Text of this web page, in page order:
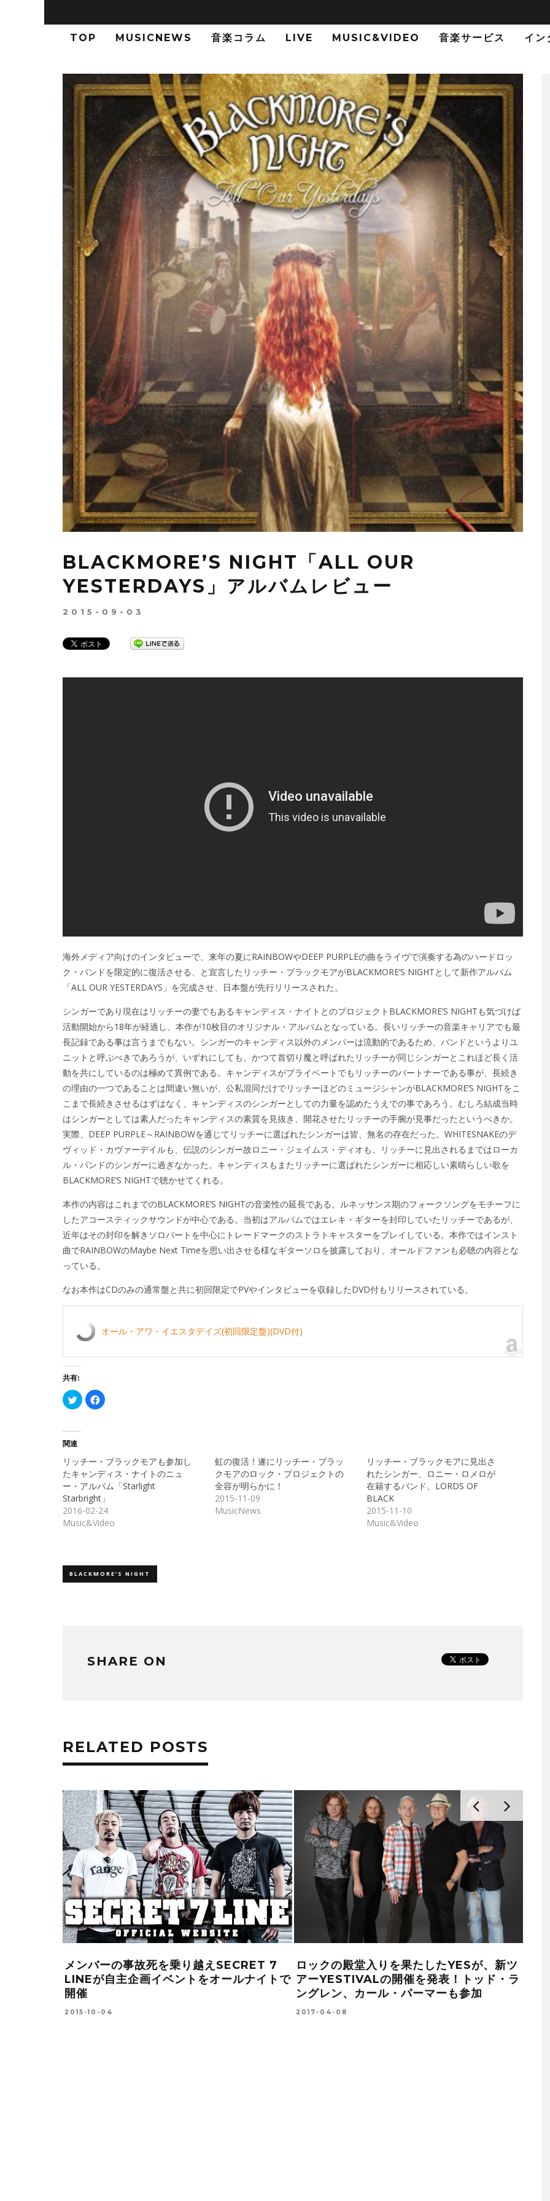
TOP MUSICNEWS 音楽コラム LIVE MUSIC&VIDEO 音楽サービス イン
BLACKMORE’S NIGHT「ALL OUR
YESTERDAYS」アルバムレビュー
2015-09-03
海外メディア向けのインタビューで、来年の夏にRAINBOWやDEEP PURPLEの曲をライヴで演奏する為のハードロッ
ク・バンドを限定的に復活させる、と宣言したリッチー・ブラックモアがBLACKMORE’S NIGHTとして新作アルバム
「ALL OUR YESTERDAYS」を完成させ、日本盤が先行リリースされた。
シンガーであり現在はリッチーの妻でもあるキャンディス・ナイトとのプロジェクトBLACKMORE’S NIGHTも気づけば
活動開始から18年が経過し、本作が10枚目のオリジナル・アルバムとなっている。長いリッチーの音楽キャリアでも最
長記録である事は言うまでもない。シンガーのキャンディス以外のメンバーは流動的であるため、バンドというよりユ
ニットと呼ぶべきであろうが、いずれにしても、かつて首切り魔と呼ばれたリッチーが同じシンガーとこれほど長く活
動を共にしているのは極めて異例である。キャンディスがプライベートでもリッチーのパートナーである事が、長続き
の理由の一つであることは間違い無いが、公私混同だけでリッチーほどのミュージシャンがBLACKMORE’S NIGHTをこ
こまで長続きさせるはずはなく、キャンディスのシンガーとしての力量を認めたうえでの事であろう。むしろ結成当時
はシンガーとしては素人だったキャンディスの素質を見抜き、開花させたリッチーの手腕が見事だったというべきか。
実際、DEEP PURPLE～RAINBOWを通じてリッチーに選ばれたシンガーは皆、無名の存在だった。WHITESNAKEのデ
ヴィッド・カヴァーデイルも、伝説のシンガー故ロニー・ジェイムス・ディオも、リッチーに見出されるまではローカ
ル・バンドのシンガーに過ぎなかった。キャンディスもまたリッチーに選ばれたシンガーに相応しい素晴らしい歌を
BLACKMORE’S NIGHTで聴かせてくれる。
本作の内容はこれまでのBLACKMORE’S NIGHTの音楽性の延長である。ルネッサンス期のフォークソングをモチーフに
したアコースティックサウンドが中心である。当初はアルバムではエレキ・ギターを封印していたリッチーであるが、
近年はその封印を解きソロパートを中心にトレードマークのストラトキャスターをプレイしている。本作ではインスト
曲でRAINBOWのMaybe Next Timeを思い出させる様なギターソロを披露しており、オールドファンも必聴の内容とな
っている。
なお本作はCDのみの通常盤と共に初回限定でPVやインタビューを収録したDVD付もリリースされている。
オール・アワ・イエスタデイズ(初回限定盤)(DVD付)
共有:
ク
リ
て
共
有
(新
し
い
ウ
ィ
ン
ド
ウ
Facebook
で
リ
ッ
ク
し
て
く
だ
さ
い
ン
ド
ウ
関連
リッチー・ブラックモアも参加し
たキャンディス・ナイトのニュ
ー・アルバム「Starlight
Starbright」
2016-02-24
Music&Video
虹の復活！遂にリッチー・ブラッ
クモアのロック・プロジェクトの
全容が明らかに！
2015-11-09
MusicNews
リッチー・ブラックモアに見出さ
れたシンガー、ロニー・ロメロが
在籍するバンド、LORDS OF
BLACK
2015-11-10
Music&Video
BLACKMORE’S NIGHT
SHARE ON
RELATED POSTS
LINE LIVEでの緊急記者会見で70万人も
の視聴者数を記録！23歳の誕生日を迎えた
きゃりーぱみゅぱみゅが日本と海外をつな
ぐための『5つのたくらみ』を発表!!!!!
正統派メロディック・パワーメタル
MERIDIAN（メリディアン)がニュー・ア
ルバム「BREAKING THE SURFACE」で
日本デビュー